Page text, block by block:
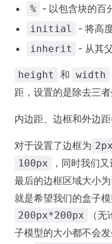
% - 以包含块的百
initial - 将高
inherit - 从其
height 和 width
距，设置的是除去三
内边距、边框和外边
对于设置了边框为 2px
100px ，同时我们
最后的边框区域大小为
就是希望我们的盒子
200px*200px
（
子模型的大小都不会